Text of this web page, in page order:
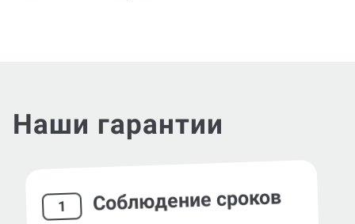
Наши гарантии
1 Соблюдение сроков